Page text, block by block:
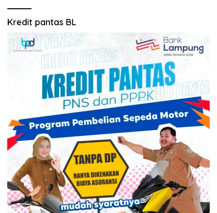
Kredit pantas BL